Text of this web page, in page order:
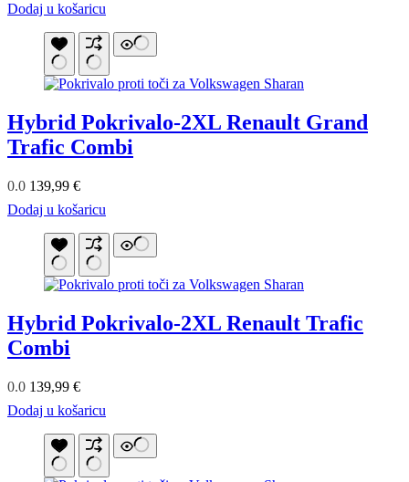
Dodaj u košaricu
Hybrid Pokrivalo-2XL Renault Grand
Trafic Combi
0.0 139,99 €
Dodaj u košaricu
Hybrid Pokrivalo-2XL Renault Trafic
Combi
0.0 139,99 €
Dodaj u košaricu